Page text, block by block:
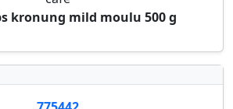
775448
cafe
crema gustoso en grain 1000 g